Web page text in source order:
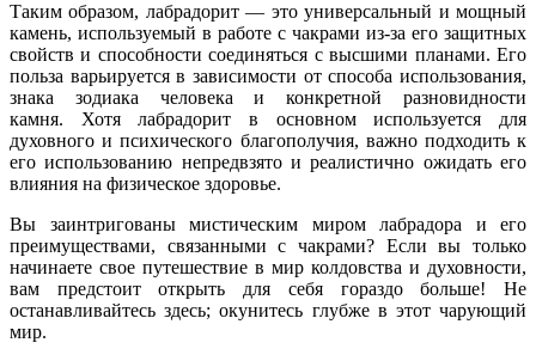
Таким образом, лабрадорит — это универсальный и мощный
камень, используемый в работе с чакрами из-за его защитных
свойств и способности соединяться с высшими планами. Его
польза варьируется в зависимости от способа использования,
знака зодиака человека и конкретной разновидности
камня. Хотя лабрадорит в основном используется для
духовного и психического благополучия, важно подходить к
его использованию непредвзято и реалистично ожидать его
влияния на физическое здоровье.
Вы заинтригованы мистическим миром лабрадора и его
преимуществами, связанными с чакрами? Если вы только
начинаете свое путешествие в мир колдовства и духовности,
вам предстоит открыть для себя гораздо больше! Не
останавливайтесь здесь; окунитесь глубже в этот чарующий
мир.